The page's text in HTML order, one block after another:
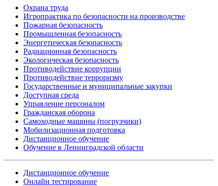
Охрана труда
Игропрактика по безопасности на производстве
Пожарная безопасность
Промышленная безопасность
Энергетическая безопасность
Радиационная безопасность
Экологическая безопасность
Противодействие коррупции
Противодействие терроризму
Государственные и муниципальные закупки
Доступная среда
Управление персоналом
Гражданская оборона
Самоходные машины (погрузчики)
Мобилизационная подготовка
Дистанционное обучение
Обучение в Ленинградской области
Дистанционное обучение
Онлайн тестирование